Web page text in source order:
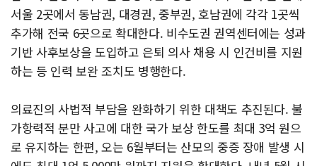
서울 2곳에서 동남권, 대경권, 중부권, 호남권에 각각 1곳씩
추가해 전국 6곳으로 확대한다. 비수도권 권역센터에는 성과
기반 사후보상을 도입하고 은퇴 의사 채용 시 인건비를 지원
하는 등 인력 보완 조치도 병행한다.
의료진의 사법적 부담을 완화하기 위한 대책도 추진된다. 불
가항력적 분만 사고에 대한 국가 보상 한도를 최대 3억 원으
로 유지하는 한편, 오는 6월부터는 산모의 중증 장애 발생 시